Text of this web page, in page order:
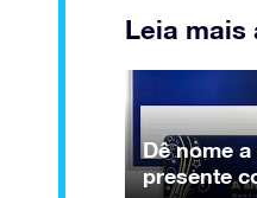
Leia mais
Dê nome
presente